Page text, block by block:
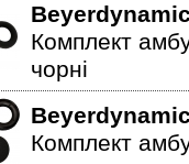
Комплект
чорні
Комплект